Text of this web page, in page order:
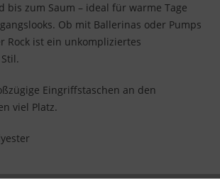
bis zum Saum – ideal für warme Tage
Ob mit Ballerinas oder Pumps
Rock ist ein unkompliziertes
Eingriffstaschen an den
viel Platz.